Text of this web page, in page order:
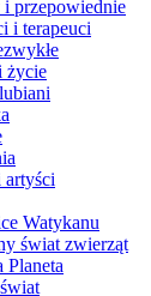
przepowiednie
i terapeuci
życie
artyści
Watykanu
świat zwierząt
Planeta